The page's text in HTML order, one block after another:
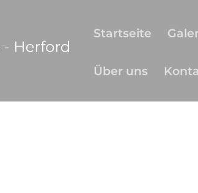
Startseite
Über uns